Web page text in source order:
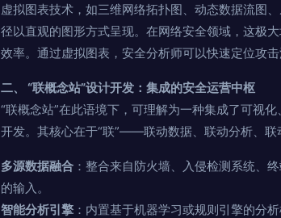
虚拟图表技术，如三维网络拓扑图、动态数据流图
径以直观的图形方式呈现。在网络安全领域，这极
效率。通过虚拟图表，安全分析师可以快速定位攻
二、 “联概念站”设计开发：集成的安全运营中枢
“联概念站”在此语境下，可理解为一种集成了可视
开发。其核心在于“联”——联动数据、联动分析、联
多源数据融合 ：整合来自防火墙、入侵检测系统、
的输入。
智能分析引擎 ：内置基于机器学习或规则引擎的分